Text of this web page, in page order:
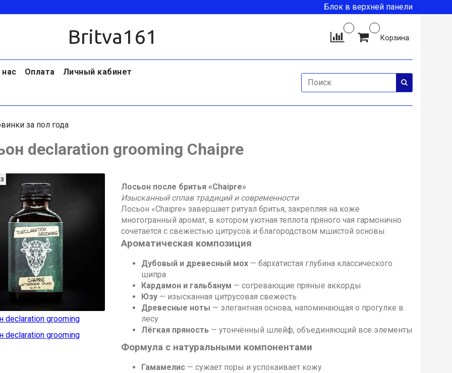
Блок в верхней панели
Britva161 Корзина:
Оплата Личный кабинет
за пол года
declaration grooming Chaipre
Лосьон после бритья «Chaipre»
Изысканный сплав традиций и современности
Лосьон «Chaipre» завершает ритуал бритья, закрепляя на коже
многогранный аромат, в котором уютная теплота пряного чая гармонично
сочетается с свежестью цитрусов и благородством мшистой основы.
Ароматическая композиция
Дубовый и древесный мох— бархатистая глубина классического
шипра
Кардамон и гальбанум — согревающие пряные аккорды
Юзу— изысканная цитрусовая свежесть
Древесные ноты — элегантная основа, напоминающая о прогулке в
лесу
Лёгкая пряность— утончённый шлейф, объединяющий все элементы
Формула с натуральными компонентами
Гамамелис— сужает поры и успокаивает кожу